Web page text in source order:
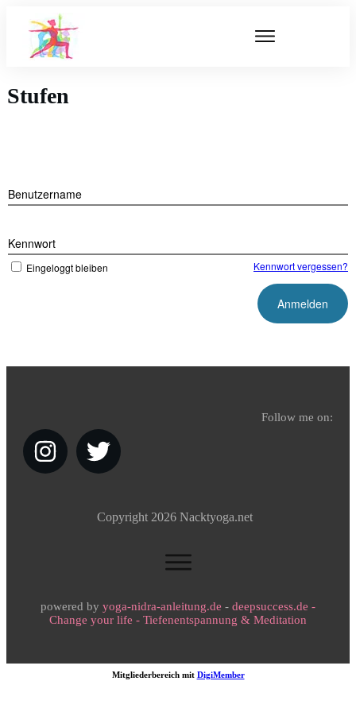
Stufen
Benutzername
Kennwort
Eingeloggt bleiben Kennwort vergessen?
Follow me on:
Copyright 2026 Nacktyoga.net
powered by yoga-nidra-anleitung.de - deepsuccess.de -
Change your life - Tiefenentspannung & Meditation
Mitgliederbereich mit DigiMember